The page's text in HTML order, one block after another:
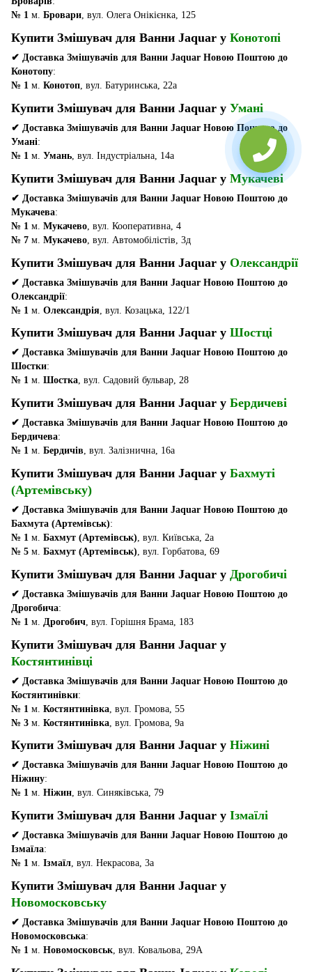
№ 1 м. Бровари, вул. Олега Онікієнка, 125
Купити Змішувач для Ванни Jaquar у Конотопі
✔ Доставка Змішувачів для Ванни Jaquar Новою Поштою до
Конотопу:
№ 1 м. Конотоп, вул. Батуринська, 22а
Купити Змішувач для Ванни Jaquar у Умані
✔ Доставка Змішувачів для Ванни Jaquar Новою Поштою до
Умані:
№ 1 м. Умань, вул. Індустріальна, 14а
Купити Змішувач для Ванни Jaquar у Мукачеві
✔ Доставка Змішувачів для Ванни Jaquar Новою Поштою до
Мукачева:
№ 1 м. Мукачево , вул. Кооперативна, 4
№ 7 м. Мукачево , вул. Автомобілістів, 3д
Купити Змішувач для Ванни Jaquar у Олександрії
✔ Доставка Змішувачів для Ванни Jaquar Новою Поштою до
Олександрії:
№ 1 м. Олександрія , вул. Козацька, 122/1
Купити Змішувач для Ванни Jaquar у Шостці
✔ Доставка Змішувачів для Ванни Jaquar Новою Поштою до
Шостки:
№ 1 м. Шостка, вул. Садовий бульвар, 28
Купити Змішувач для Ванни Jaquar у Бердичеві
✔ Доставка Змішувачів для Ванни Jaquar Новою Поштою до
Бердичева:
№ 1 м. Бердичів, вул. Залізнична, 16а
Купити Змішувач для Ванни Jaquar у Бахмуті
(Артемівську)
✔ Доставка Змішувачів для Ванни Jaquar Новою Поштою до
Бахмута (Артемівськ):
№ 1 м. Бахмут (Артемівськ), вул. Київська, 2а
№ 5 м. Бахмут (Артемівськ), вул. Горбатова, 69
Купити Змішувач для Ванни Jaquar у Дрогобичі
✔ Доставка Змішувачів для Ванни Jaquar Новою Поштою до
Дрогобича:
№ 1 м. Дрогобич , вул. Горішня Брама, 183
Купити Змішувач для Ванни Jaquar у
Костянтинівці
✔ Доставка Змішувачів для Ванни Jaquar Новою Поштою до
Костянтинівки:
№ 1 м. Костянтинівка , вул. Громова, 55
№ 3 м. Костянтинівка , вул. Громова, 9а
Купити Змішувач для Ванни Jaquar у Ніжині
✔ Доставка Змішувачів для Ванни Jaquar Новою Поштою до
Ніжину:
№ 1 м. Ніжин, вул. Синяківська, 79
Купити Змішувач для Ванни Jaquar у Ізмаїлі
✔ Доставка Змішувачів для Ванни Jaquar Новою Поштою до
Ізмаїла:
№ 1 м. Ізмаїл, вул. Некрасова, 3а
Купити Змішувач для Ванни Jaquar у
Новомосковську
✔ Доставка Змішувачів для Ванни Jaquar Новою Поштою до
Новомосковська:
№ 1 м. Новомосковськ, вул. Ковальова, 29А